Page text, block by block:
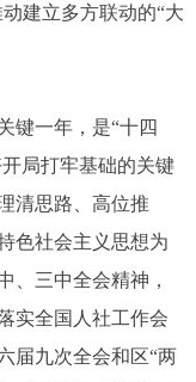
建立多方联动的“大
一年，是“十四
局打牢基础的关键
清思路、高位推
色社会主义思想为
、三中全会精神，
实全国人社工作会
届九次全会和区“两